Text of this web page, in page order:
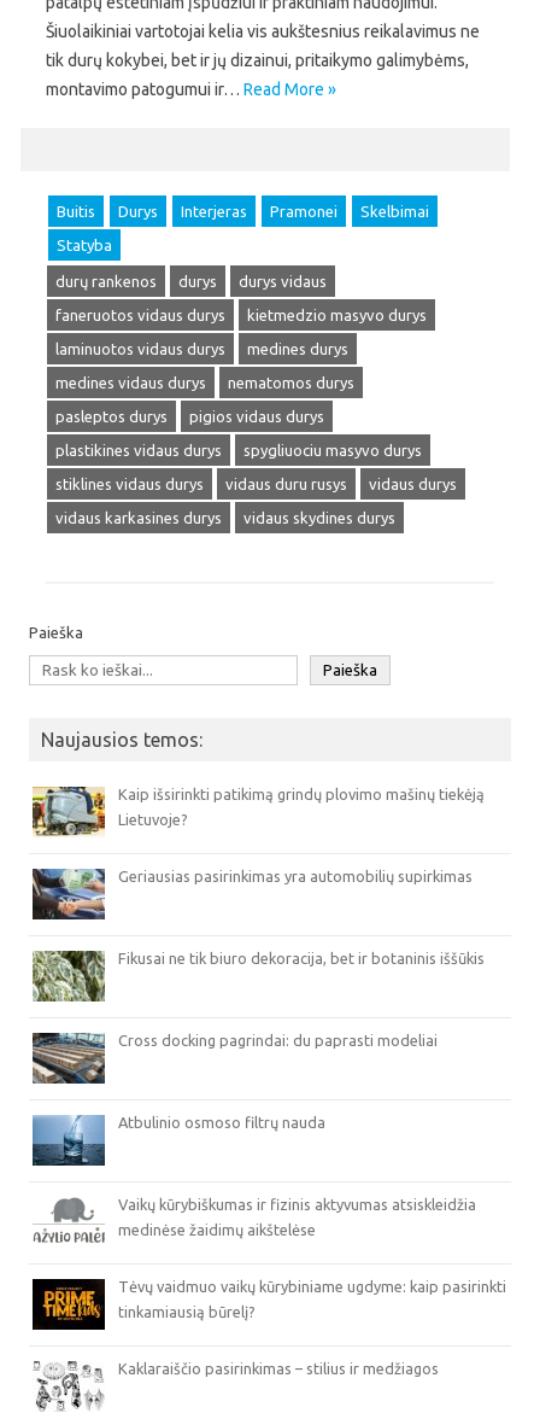
Šiuolaikiniai vartotojai kelia vis aukštesnius reikalavimus ne
tik durų kokybei, bet ir jų dizainui, pritaikymo galimybėms,
montavimo patogumui ir… Read More »
Buitis Durys Interjeras Pramonei
Skelbimai
Statyba
durų rankenos durys
durys vidaus
faneruotos vidaus durys
kietmedzio masyvo durys
laminuotos vidaus durys
medines durys
medines vidaus durys
nematomos durys
pasleptos durys
pigios vidaus durys
plastikines vidaus durys
spygliuociu masyvo durys
stiklines vidaus durys
vidaus duru rusys
vidaus durys
vidaus karkasines durys
vidaus skydines durys
Paieška
Paieška
Naujausios temos:
Kaip išsirinkti patikimą grindų plovimo mašinų tiekėją
Lietuvoje?
Geriausias pasirinkimas yra automobilių supirkimas
Fikusai ne tik biuro dekoracija, bet ir botaninis iššūkis
Cross docking pagrindai: du paprasti modeliai
Atbulinio osmoso filtrų nauda
Vaikų kūrybiškumas ir fizinis aktyvumas atsiskleidžia
medinėse žaidimų aikštelėse
Tėvų vaidmuo vaikų kūrybiniame ugdyme: kaip pasirinkti
tinkamiausią būrelį?
Kaklaraiščio pasirinkimas – stilius ir medžiagos